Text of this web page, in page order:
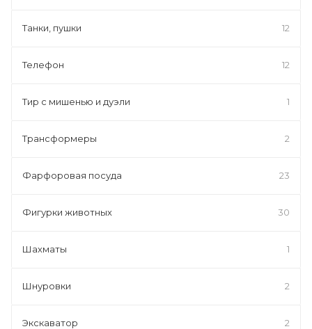
Танки, пушки 12
Телефон 12
Тир с мишенью и дуэли 1
Трансформеры 2
Фарфоровая посуда 23
Фигурки животных 30
Шахматы 1
Шнуровки 2
Экскаватор 2